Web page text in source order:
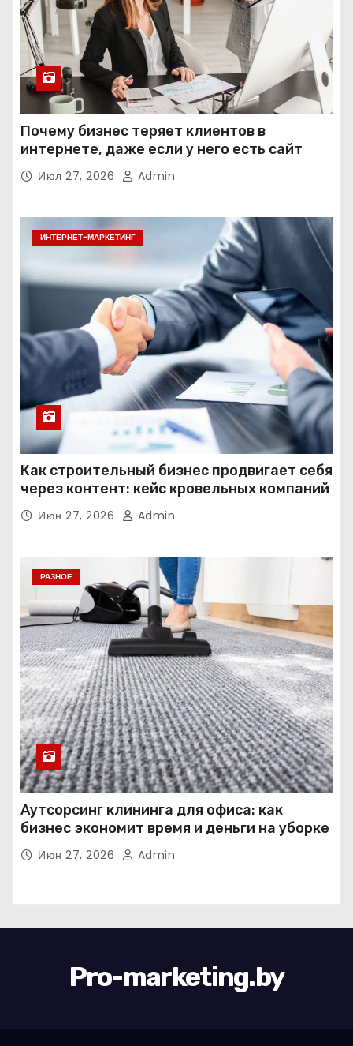
Почему бизнес теряет клиентов в
интернете, даже если у него есть сайт
Июл 27, 2026 Admin
ИНТЕРНЕТ-МАРКЕТИНГ
Как строительный бизнес продвигает себя
через контент: кейс кровельных компаний
Июн 27, 2026 Admin
РАЗНОЕ
Аутсорсинг клининга для офиса: как
бизнес экономит время и деньги на уборке
Июн 27, 2026 Admin
Pro-marketing.by